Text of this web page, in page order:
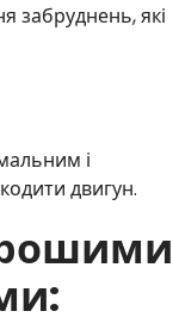
забруднень, які
і
двигун.